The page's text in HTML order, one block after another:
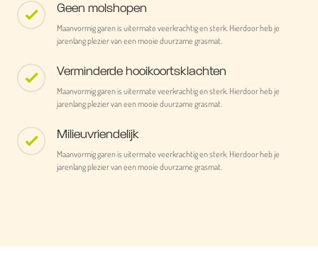
Geen molshopen
Maanvormig garen is uitermate veerkrachtig en sterk. Hierdoor heb je
jarenlang plezier van een mooie duurzame grasmat.
Verminderde hooikoortsklachten
Maanvormig garen is uitermate veerkrachtig en sterk. Hierdoor heb je
jarenlang plezier van een mooie duurzame grasmat.
Milieuvriendelijk
Maanvormig garen is uitermate veerkrachtig en sterk. Hierdoor heb je
jarenlang plezier van een mooie duurzame grasmat.